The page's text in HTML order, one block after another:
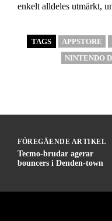
enkelt alldeles utmärkt,
TAGS APPSTORE
NINTENDO
FÖREGÅENDE ARTIKEL
Tecmo-brudar agerar
bouncers i Denden-town